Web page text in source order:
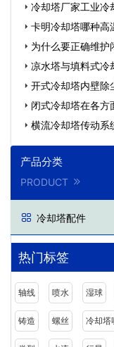
冷却塔厂家工业
卡明冷却塔哪种高
装…为什么要正确维
凉水塔与填料式
开式冷却塔内壁
闭式冷却塔在各
横流冷却塔传动系
产品分类
PRODUCT
冷却塔配件
热门标签
轴线 喷水 湿球
铸造 螺丝 冷却塔